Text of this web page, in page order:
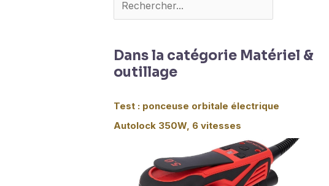
Dans la catégorie Matériel &
outillage
Test : ponceuse orbitale électrique
Autolock 350W, 6 vitesses